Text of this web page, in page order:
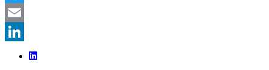
Twitter
Email
LinkedIn